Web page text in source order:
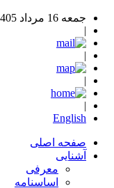
جمعه 16 مرداد 1405
English
صفحه اصلی
آشنایی
معرفی
اساسنامه